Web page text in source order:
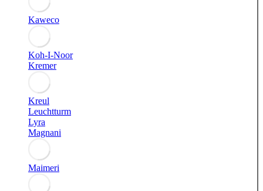
Kaweco
Koh-I-Noor
Kremer
Kreul
Leuchtturm
Lyra
Magnani
Maimeri